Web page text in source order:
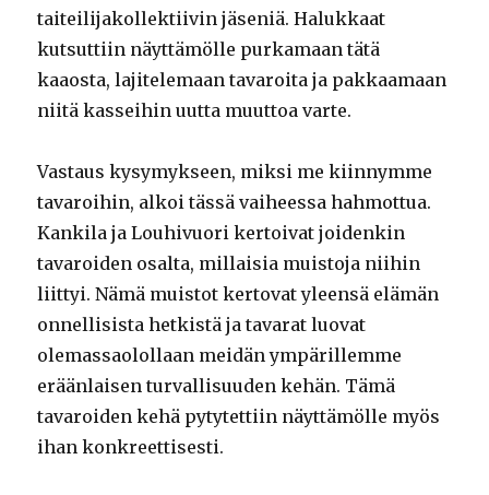
taiteilijakollektiivin jäseniä. Halukkaat
kutsuttiin näyttämölle purkamaan tätä
kaaosta, lajitelemaan tavaroita ja pakkaamaan
niitä kasseihin uutta muuttoa varte.
Vastaus kysymykseen, miksi me kiinnymme
tavaroihin, alkoi tässä vaiheessa hahmottua.
Kankila ja Louhivuori kertoivat joidenkin
tavaroiden osalta, millaisia muistoja niihin
liittyi. Nämä muistot kertovat yleensä elämän
onnellisista hetkistä ja tavarat luovat
olemassaolollaan meidän ympärillemme
eräänlaisen turvallisuuden kehän. Tämä
tavaroiden kehä pytytettiin näyttämölle myös
ihan konkreettisesti.